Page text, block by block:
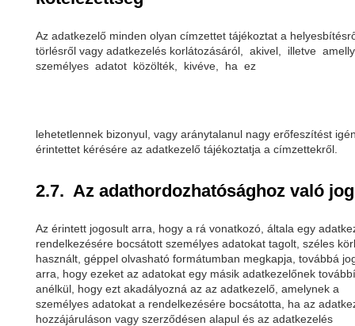
Az adatkezelő minden olyan címzettet tájékoztat a
törlésről vagy adatkezelés korlátozásáról, akivel, illetve
személyes adatot közölték, kivéve, ha ez
lehetetlennek bizonyul, vagy aránytalanul nagy erőfeszítést
érintettet kérésére az adatkezelő tájékoztatja a címzettekről.
2.7. Az adathordozhatósághoz való jog
Az érintett jogosult arra, hogy a rá vonatkozó, általa egy
rendelkezésére bocsátott személyes adatokat tagolt, széles
használt, géppel olvasható formátumban megkapja, továbbá
arra, hogy ezeket az adatokat egy másik adatkezelőnek
anélkül, hogy ezt akadályozná az az adatkezelő, amelynek a
személyes adatokat a rendelkezésére bocsátotta, ha az
hozzájáruláson vagy szerződésen alapul és az adatkezelés